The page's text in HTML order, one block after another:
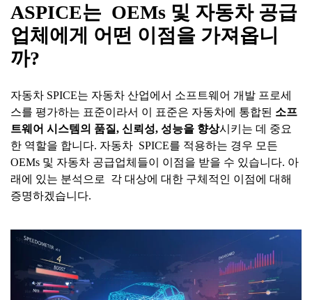
ASPICE는 OEMs 및 자동차 공급
업체에게 어떤 이점을 가져옵니
까?
자동차 SPICE는 자동차 산업에서 소프트웨어 개발 프로세
스를 평가하는 표준이라서 이 표준은 자동차에 통합된 소프
트웨어 시스템의 품질, 신뢰성, 성능을 향상시키는 데 중요
한 역할을 합니다. 자동차 SPICE를 적용하는 경우 모든
OEMs 및 자동차 공급업체들이 이점을 받을 수 있습니다. 아
래에 있는 분석으로 각 대상에 대한 구체적인 이점에 대해
증명하겠습니다.